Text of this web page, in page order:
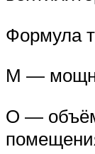
Формула
М —
О —